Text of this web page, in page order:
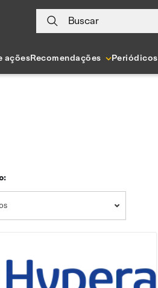
Buscar
açõesRecomendações Periódicos